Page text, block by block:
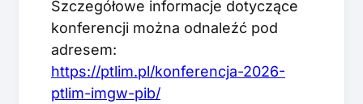
Szczegółowe informacje dotyczące
konferencji można odnaleźć pod
adresem:
https://ptlim.pl/konferencja-2026-
ptlim-imgw-pib/